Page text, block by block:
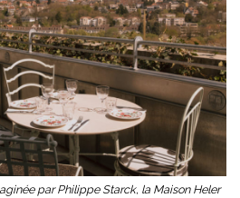
par Philippe Starck, la Maison Heler